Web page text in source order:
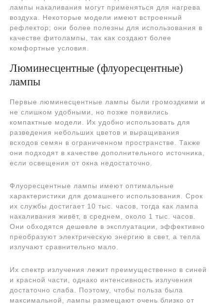
лампы накаливания могут применяться для нагрева
воздуха. Некоторые модели имеют встроенный
рефлектор; они более полезны для использования в
качестве фитолампы, так как создают более
комфортные условия.
Люминесцентные (флуоресцентные)
лампы
Первые люминесцентные лампы были громоздкими и
не слишком удобными, но позже появились
компактные модели. Их удобно использовать для
разведения небольших цветов и выращивания
всходов семян в ограниченном пространстве. Также
они подходят в качестве дополнительного источника,
если освещения от окна недостаточно.
Флуоресцентные лампы имеют оптимальные
характеристики для домашнего использования. Срок
их службы достигает 10 тыс. часов, тогда как лампа
накаливания живёт, в среднем, около 1 тыс. часов.
Они обходятся дешевле в эксплуатации, эффективно
преобразуют электрическую энергию в свет, а тепла
излучают сравнительно мало.
Их спектр излучения лежит преимущественно в синей
и красной части, однако интенсивность излучения
достаточно слаба. Поэтому, чтобы польза была
максимальной, лампы размещают очень близко от